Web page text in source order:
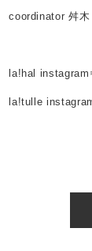
coordinator 舛
la!hal
la!tulle